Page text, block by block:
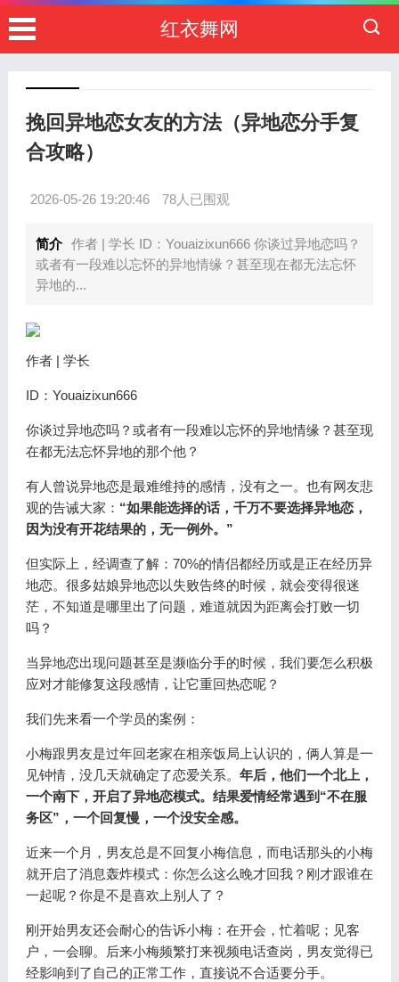
红衣舞网
挽回异地恋女友的方法（异地恋分手复
合攻略）
2026-05-26 19:20:46 78人已围观
简介 作者 | 学长 ID：Youaizixun666 你谈过异地恋吗？
或者有一段难以忘怀的异地情缘？甚至现在都无法忘怀
异地的...
作者 | 学长
ID：Youaizixun666
你谈过异地恋吗？或者有一段难以忘怀的异地情缘？甚至现
在都无法忘怀异地的那个他？
有人曾说异地恋是最难维持的感情，没有之一。也有网友悲
观的告诫大家： “如果能选择的话，千万不要选择异地恋，
因为没有开花结果的，无一例外。”
但实际上，经调查了解：70%的情侣都经历或是正在经历异
地恋。很多姑娘异地恋以失败告终的时候，就会变得很迷
茫，不知道是哪里出了问题，难道就因为距离会打败一切
吗？
当异地恋出现问题甚至是濒临分手的时候，我们要怎么积极
应对才能修复这段感情，让它重回热恋呢？
我们先来看一个学员的案例：
小梅跟男友是过年回老家在相亲饭局上认识的，俩人算是一
见钟情，没几天就确定了恋爱关系。 年后，他们一个北上，
一个南下，开启了异地恋模式。结果爱情经常遇到“不在服
务区”，一个回复慢，一个没安全感。
近来一个月，男友总是不回复小梅信息，而电话那头的小梅
就开启了消息轰炸模式：你怎么这么晚才回我？刚才跟谁在
一起呢？你是不是喜欢上别人了？
刚开始男友还会耐心的告诉小梅：在开会，忙着呢；见客
户，一会聊。后来小梅频繁打来视频电话查岗，男友觉得已
经影响到了自己的正常工作，直接说不合适要分手。